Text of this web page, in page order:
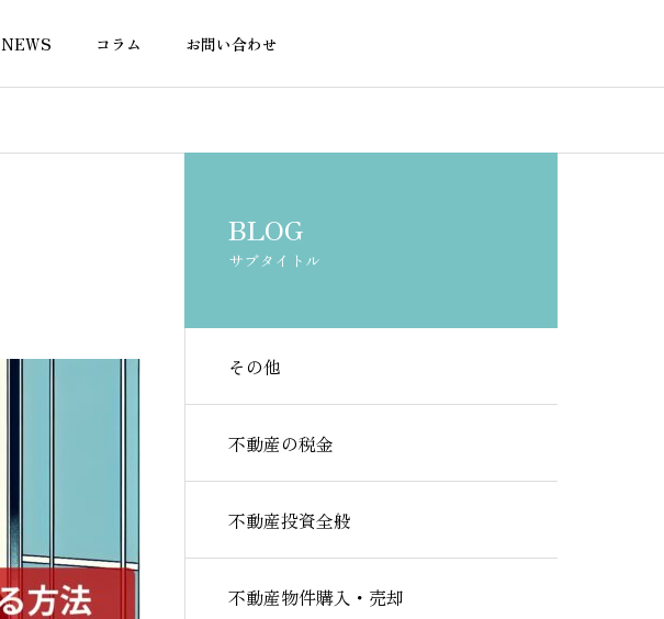
NEWS コラム お問い合わせ
旧耐震マンションのリノベロ
接道義務違反
BLOG
サブタイトル
その他
不動産の税金
不動産投資全般
不動産物件購入・売却